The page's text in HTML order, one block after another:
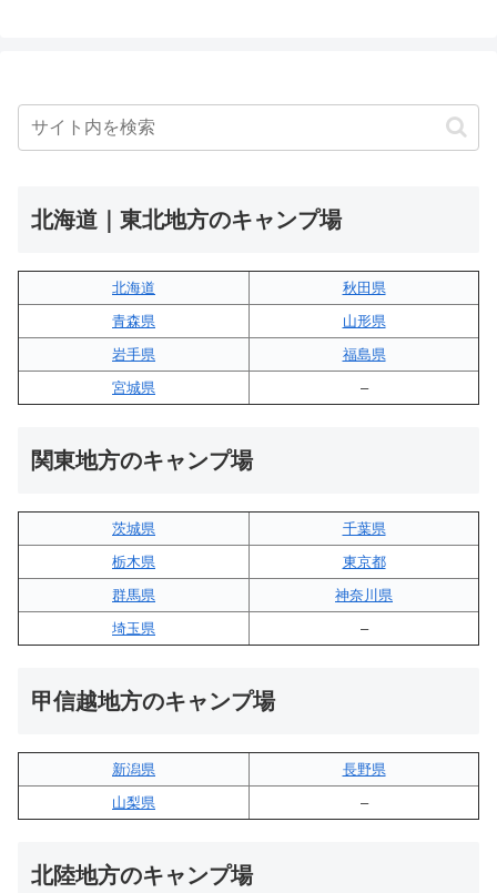
北海道｜東北地方のキャンプ場
北海道
秋田県
青森県
山形県
岩手県
福島県
宮城県
–
関東地方のキャンプ場
茨城県
千葉県
栃木県
東京都
群馬県
神奈川県
埼玉県
–
甲信越地方のキャンプ場
新潟県
長野県
山梨県
–
北陸地方のキャンプ場